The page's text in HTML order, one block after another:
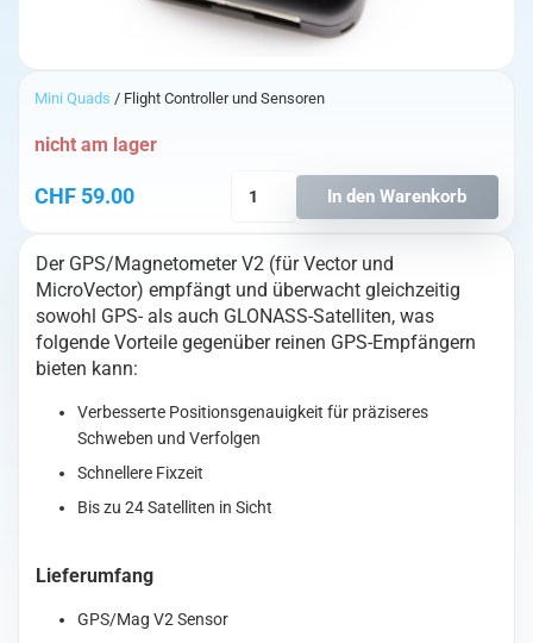
Mini Quads / Flight Controller und Sensoren
CHF 59.00
nicht am lager
EagleTree
v2
Menge
In den Warenkorb
Der GPS/Magnetometer V2 (für Vector und
MicroVector) empfängt und überwacht gleichzeitig
sowohl GPS- als auch GLONASS-Satelliten, was
folgende Vorteile gegenüber reinen GPS-Empfängern
bieten kann:
Verbesserte Positionsgenauigkeit für präziseres
Schweben und Verfolgen
Schnellere Fixzeit
Bis zu 24 Satelliten in Sicht
Lieferumfang
GPS/Mag V2 Sensor